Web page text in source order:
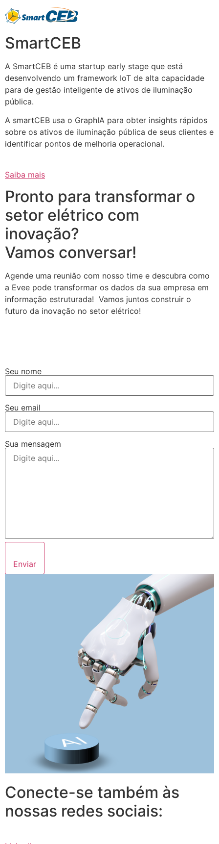
SmartCEB
A SmartCEB é uma startup early stage que está
desenvolvendo um framework IoT de alta capacidade
para de gestão inteligente de ativos de iluminação
pública.
A smartCEB usa o GraphIA para obter insights rápidos
sobre os ativos de iluminação pública de seus clientes e
identificar pontos de melhoria operacional.
Saiba mais
Pronto para transformar o
setor elétrico com
inovação?
Vamos conversar!
Agende uma reunião com nosso time e descubra como
a Evee pode transformar os dados da sua empresa em
informação estruturada! Vamos juntos construir o
futuro da inovação no setor elétrico!
Seu nome
Seu email
Sua mensagem
Enviar
Conecte-se também às
nossas redes sociais: